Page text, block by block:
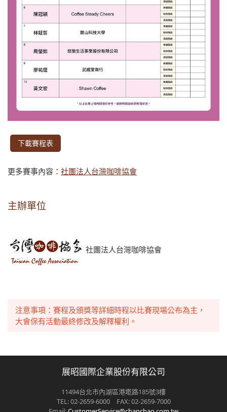
下載賽程表
更多賽事內容： 社團法人台灣咖啡協會
主辦單位
社團法人台灣咖啡協會
注意事項：賽程及頒獎等詳細時程以比賽現場公布為主，
大會保有活動最終修改及解釋權利。
展昭國際企業股份有限公司
11494台北市內湖區港墘路185號3樓
TEL: 02-2659-6000 FAX: 02-2659-7000